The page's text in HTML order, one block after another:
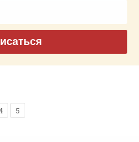
5